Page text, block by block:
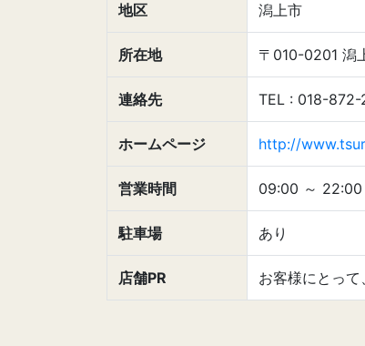
地区 潟上市
所在地 〒010-0201 潟
連絡先 TEL : 018-
ホームページ http://
営業時間 09:00 ～ 22:00
駐車場 あり
店舗PR お客様にとっ